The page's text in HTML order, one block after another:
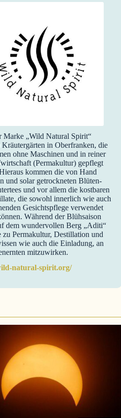
Marke „Wild Natural Spirit“
Kräutergärten in Oberfranken, die
ohne Maschinen und in reiner
(Permakultur) gepflegt
kommen die von Hand
und solar getrockneten Blüten-
und vor allem die kostbaren
die sowohl innerlich wie auch
Gesichtspflege verwendet
Während der Blühsaison
dem wundervollen Berg „Aditi“
zu Permakultur, Destillation und
wie auch die Einladung, an
mitzuwirken.
natural-spirit.org/